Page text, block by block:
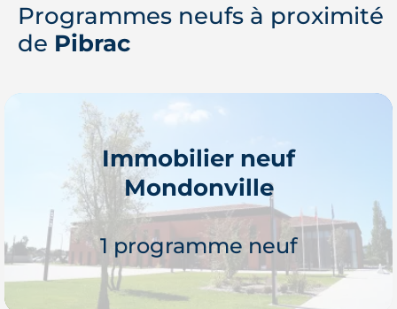
Programmes neufs à proximité
de Pibrac
Immobilier neuf
Mondonville
1 programme neuf